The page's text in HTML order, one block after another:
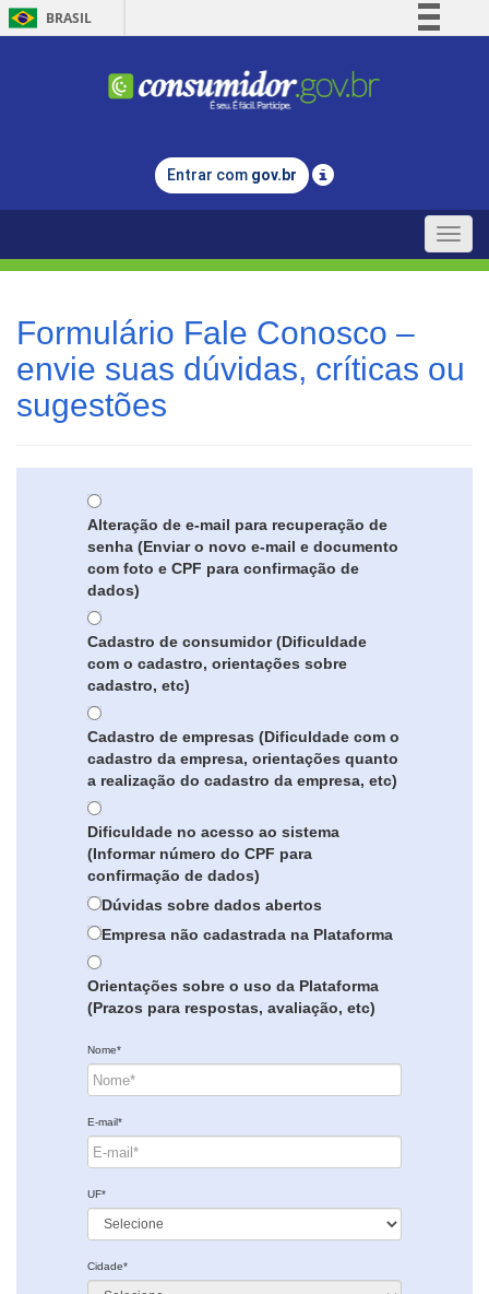
BRASIL
Comunica BR
Legislação
Entrar com gov.br
Toggle
Formulário Fale Conosco –
envie suas dúvidas, críticas ou
sugestões
Alteração de e-mail para recuperação de
senha (Enviar o novo e-mail e documento
com foto e CPF para confirmação de
dados)
Cadastro de consumidor (Dificuldade
com o cadastro, orientações sobre
cadastro, etc)
Cadastro de empresas (Dificuldade com o
cadastro da empresa, orientações quanto
a realização do cadastro da empresa, etc)
Dificuldade no acesso ao sistema
(Informar número do CPF para
confirmação de dados)
Dúvidas sobre dados abertos
Empresa não cadastrada na Plataforma
Orientações sobre o uso da Plataforma
(Prazos para respostas, avaliação, etc)
Nome*
E-mail*
UF*
Cidade*